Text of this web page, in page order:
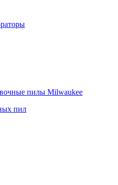
пилы Milwaukee
пил